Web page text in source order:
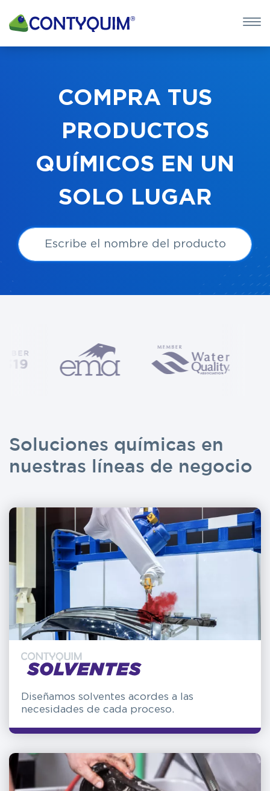
×
POTASA
this
field
blank
Ya soy
COMPRA TUS
PRODUCTOS
QUÍMICOS EN UN
SOLO LUGAR
Soluciones químicas en
nuestras líneas de negocio
Diseñamos solventes acordes a las
necesidades de cada proceso.